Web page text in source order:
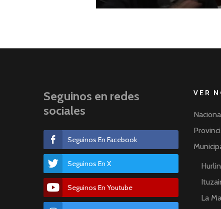
Seguinos en redes
sociales
Seguinos En Facebook
Seguinos En X
Seguinos En Youtube
VER
La